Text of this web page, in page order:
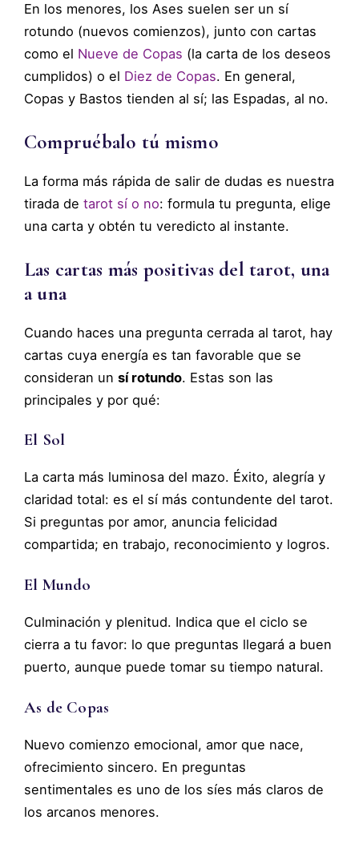
En los menores, los Ases suelen ser un sí
rotundo (nuevos comienzos), junto con cartas
como el Nueve de Copas (la carta de los deseos
cumplidos) o el Diez de Copas. En general,
Copas y Bastos tienden al sí; las Espadas, al no.
Compruébalo tú mismo
La forma más rápida de salir de dudas es nuestra
tirada de tarot sí o no: formula tu pregunta, elige
una carta y obtén tu veredicto al instante.
Las cartas más positivas del tarot, una
a una
Cuando haces una pregunta cerrada al tarot, hay
cartas cuya energía es tan favorable que se
consideran un sí rotundo. Estas son las
principales y por qué:
El Sol
La carta más luminosa del mazo. Éxito, alegría y
claridad total: es el sí más contundente del tarot.
Si preguntas por amor, anuncia felicidad
compartida; en trabajo, reconocimiento y logros.
El Mundo
Culminación y plenitud. Indica que el ciclo se
cierra a tu favor: lo que preguntas llegará a buen
puerto, aunque puede tomar su tiempo natural.
As de Copas
Nuevo comienzo emocional, amor que nace,
ofrecimiento sincero. En preguntas
sentimentales es uno de los síes más claros de
los arcanos menores.